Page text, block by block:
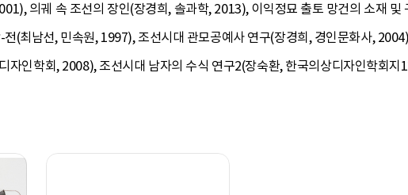
의궤 속 조선의 장인(장경희, 솔과학, 2013), 이익정묘 출토 망건의 소재
(최남선, 민속원, 1997), 조선시대 관모공예사 연구(장경희, 경인문화사,
자인학회, 2008), 조선시대 남자의 수식 연구2(장숙환, 한국의상디자인학회